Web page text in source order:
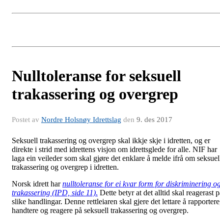
Nulltoleranse for seksuell
trakassering og overgrep
Postet av Nordre Holsnøy Idrettslag den 9. des 2017
Seksuell trakassering og overgrep skal ikkje skje i idretten, og er
direkte i strid med idrettens visjon om idrettsglede for alle. NIF har
laga ein veileder som skal gjøre det enklare å melde ifrå om
trakassering og overgrep i idretten.
Norsk idrett harnulltoleranse for ei kvar form for diskriminering
trakassering (IPD, side 11). Dette betyr at det alltid skal reagerast
slike handlingar. Denne rettleiaren skal gjere det lettare å
handtere og reagere på seksuell trakassering og overgrep.